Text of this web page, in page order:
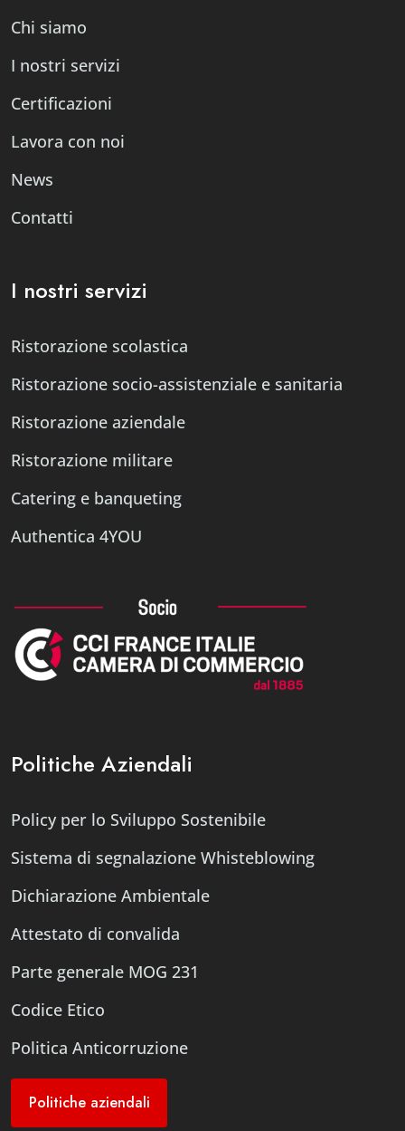
Chi siamo
I nostri servizi
Certificazioni
Lavora con noi
News
Contatti
I nostri servizi
Ristorazione scolastica
Ristorazione socio-assistenziale e sanitaria
Ristorazione aziendale
Ristorazione militare
Catering e banqueting
Authentica 4YOU
Politiche Aziendali
Policy per lo Sviluppo Sostenibile
Sistema di segnalazione Whisteblowing
Dichiarazione Ambientale
Attestato di convalida
Parte generale MOG 231
Codice Etico
Politica Anticorruzione
Politiche aziendali